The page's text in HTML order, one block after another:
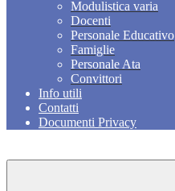
Modulistica varia
Docenti
Personale Educativo
Famiglie
Personale Ata
Convittori
Info utili
Contatti
Documenti Privacy